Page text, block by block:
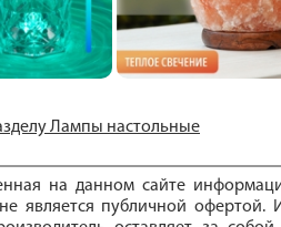
Лампы настольные
на данном сайте
является публичной офертой.